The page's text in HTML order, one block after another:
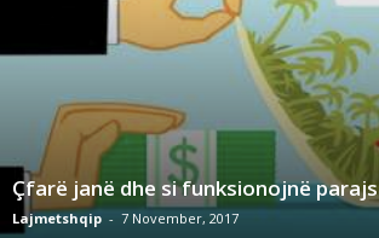
Çfarë janë dhe si funksionojnë
Lajmetshqip - 7 November, 2017